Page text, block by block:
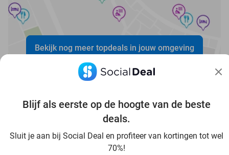
Blijf als eerste op de hoogte van de beste
deals.
Sluit je aan bij Social Deal en profiteer van kortingen tot wel
70%!
Bekijk nog meer topdeals in jouw omgeving
Voordelig genieten in Köln: haal deal-inspiratie uit onze